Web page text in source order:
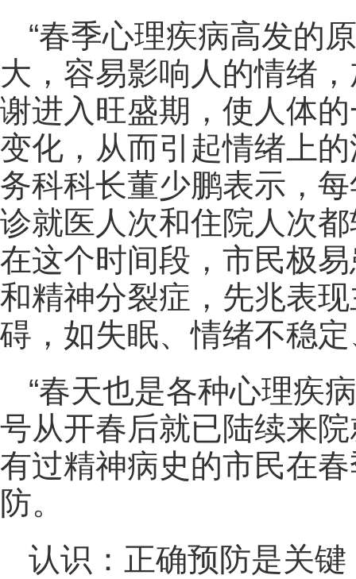
“春季心理疾病高发的
大，容易影响人的情绪
谢进入旺盛期，使人体
变化，从而引起情绪上
务科科长董少鹏表示，
诊就医人次和住院人次
在这个时间段，市民极
和精神分裂症，先兆表
碍，如失眠、情绪不稳
“春天也是各种心理疾
号从开春后就已陆续来
有过精神病史的市民在
防。
认识：正确预防是关键